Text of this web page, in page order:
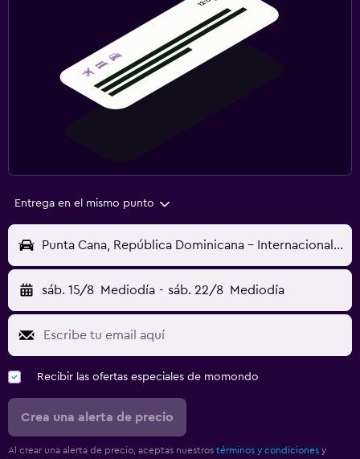
Entrega en el mismo punto
Punta Cana, República Dominicana - Internacional de Punta Cana (PUJ)
sáb. 15/8 Mediodía - sáb. 22/8 Mediodía
Recibir las ofertas especiales de momondo
Crea una alerta de precio
Al crear una alerta de precio, aceptas nuestros términos y condiciones y